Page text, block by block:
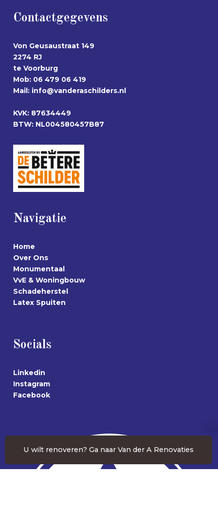
Contactgegevens
Von Geusaustraat 149
2274 RJ
te Voorburg
Mob: 06 479 06 419
Mail: info@vanderaschilders.nl
KVK: 87634449
BTW: NL004580457B87
Navigatie
Home
Over Ons
Monumentaal
VvE & Woningbouw
Schadeherstel
Latex Spuiten
Socials
Linkedin
Instagram
Facebook
U wilt renoveren? Ga naar Van der A Renovaties